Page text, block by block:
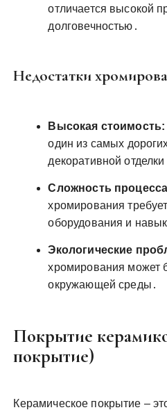
отличается высокой
долговечностью․
Недостатки
Высокая стоимость:
один из самых
декоративной
Сложность
хромирования
оборудования и
Экологические
хромирования может
окружающей среды․
Покрытие
покрытие)
Керамическое покрытие –